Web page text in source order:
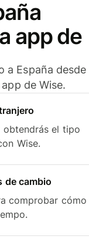
app de
a España desde
de Wise.
obtendrás el tipo
Wise.
de cambio
comprobar cómo